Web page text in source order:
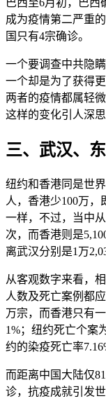
巴西至6月初，巴西
成为疫情第二严重
国只有4宗确诊。
一个要调查中共隐
一个却是为了获得
两者的疫情都属轻
这样的变化引人深
三、武汉、
纽约和香港同是世
人，香港少100万
一样，不过，当中
次，而香港则是
离武汉分别是1万
从客观数字来看，
人数及死亡案例都
万宗，而香港只有
1%；纽约死亡个案
约的染疫死亡率
而距离中国大陆仅
诊，抗疫成就引发世